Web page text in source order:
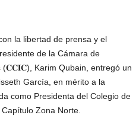
la libertad de prensa y el
de la Cámara de
Karim Qubain, entregó un
García, en mérito a la
como Presidenta del Colegio de
Zona Norte.